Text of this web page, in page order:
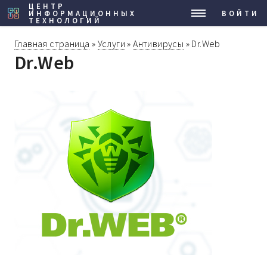
ЦЕНТР
ИНФОРМАЦИОННЫХ
ТЕХНОЛОГИЙ
МЕНЮ
ВОЙТИ
Главная страница » Услуги »Антивирусы » Dr.Web
Dr.Web